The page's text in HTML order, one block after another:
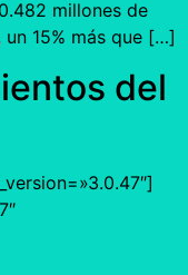
millones de
15% más que […]
del